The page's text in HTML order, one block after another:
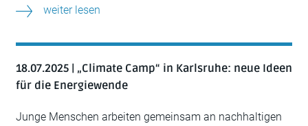
weiter lesen
18.07.2025 | „Climate Camp“ in Karlsruhe: neue Ideen
für die Energiewende
Junge Menschen arbeiten gemeinsam an nachhaltigen